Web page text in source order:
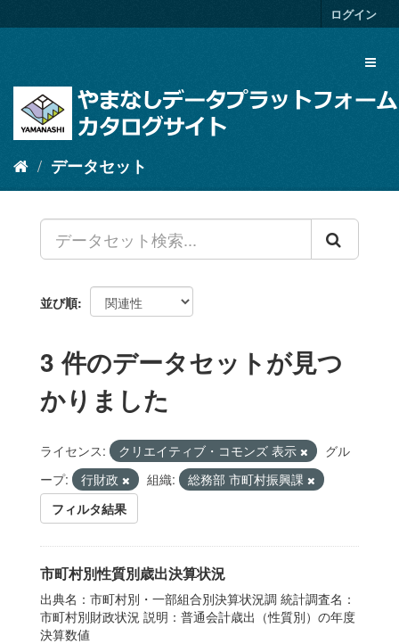
キ
ログイン
データセット
並び順
3 件のデータセットが見つ
かりました
ライセンス: クリエイティブ・コモンズ 表示
グル
ープ:
行財政 組織:
総務部 市町村振興課
フィルタ結果
市町村別性質別歳出決算状況
出典名：市町村別・一部組合別決算状況調 統計調査名：
市町村別財政状況 説明：普通会計歳出（性質別）の年度
決算数値